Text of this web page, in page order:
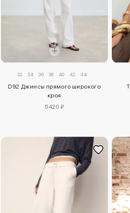
32 34 36 38 40 42 44
D92 Джинсы прямого широкого
кроя
5420 ₽